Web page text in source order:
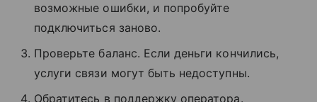
возможные ошибки, и попробуйте
подключиться заново.
Проверьте баланс. Если деньги кончились,
услуги связи могут быть недоступны.
Обратитесь в поддержку оператора.